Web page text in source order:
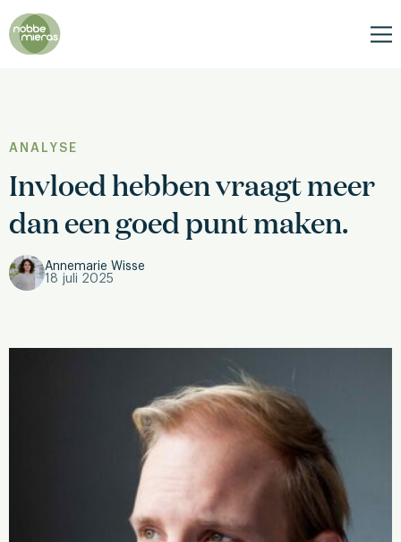
Nobbe
Mieras
ANALYSE
Invloed hebben vraagt meer
dan een goed punt maken.
Annemarie Wisse
18 juli 2025